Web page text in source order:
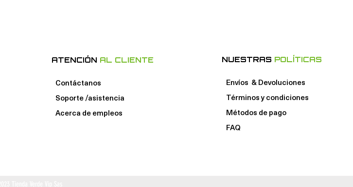
ATENCIÓN AL CLIENTE
Contáctanos
Soporte /asistencia
Acerca de empleos
NUESTRAS POLÍTICAS
Envíos & Devoluciones
Términos y condiciones
Métodos de pago
FAQ